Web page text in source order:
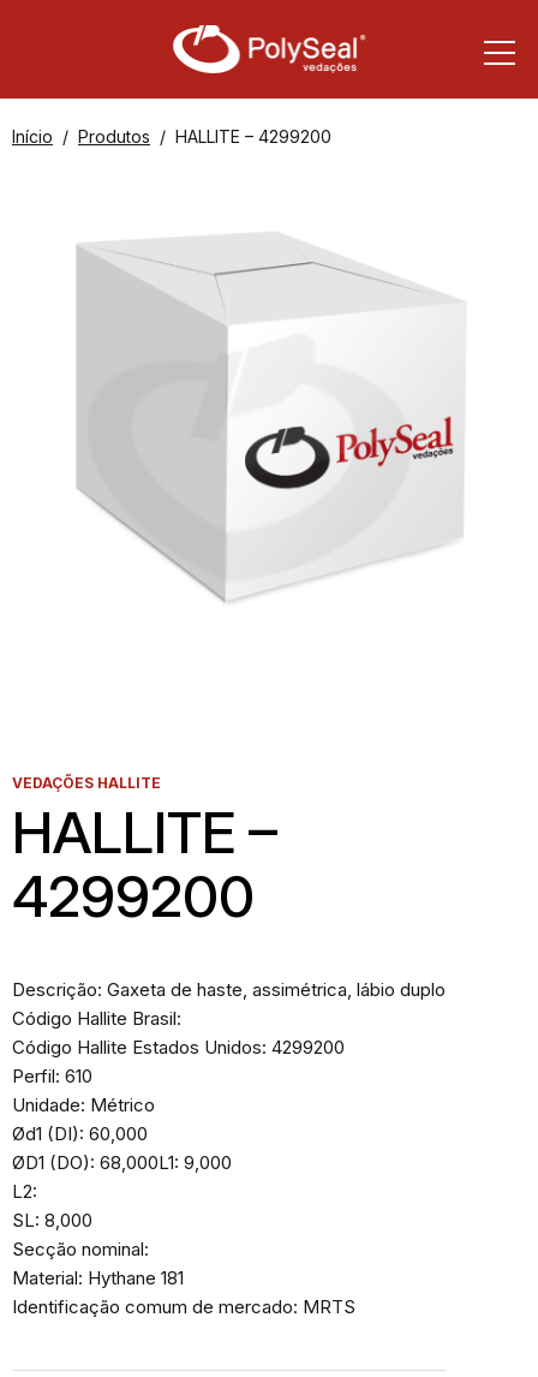
Início Produtos HALLITE – 4299200
VEDAÇÕES HALLITE
HALLITE –
4299200
Descrição: Gaxeta de haste, assimétrica, lábio duplo
Código Hallite Brasil:
Código Hallite Estados Unidos: 4299200
Perfil: 610
Unidade: Métrico
Ød1 (DI): 60,000
ØD1 (DO): 68,000L1: 9,000
L2:
SL: 8,000
Secção nominal:
Material: Hythane 181
Identificação comum de mercado: MRTS